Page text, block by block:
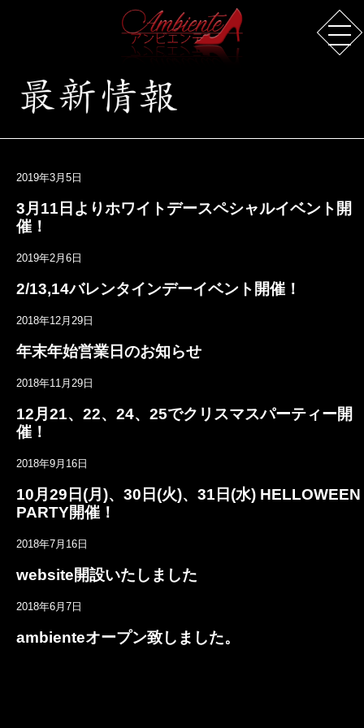
2019年3月5日
3月11日よりホワイトデースペシャルイベント開
催！
2019年2月6日
2/13,14バレンタインデーイベント開催！
2018年12月29日
年末年始営業日のお知らせ
2018年11月29日
12月21、22、24、25でクリスマスパーティー開
催！
2018年9月16日
10月29日(月)、30日(火)、31日(水) HELLOWEEN
PARTY開催！
2018年7月16日
website開設いたしました
2018年6月7日
ambienteオープン致しました。